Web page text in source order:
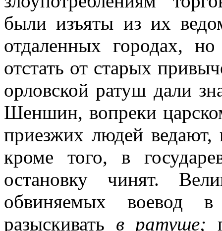
были изъяты из их
отдаленных городах,
отстать от старых
орловской ратуш дали
Шеншин, вопреки
приезжих людей
кроме того, в
остановку чинят.
обвиняемых воевод
разыскивать в ратуше;